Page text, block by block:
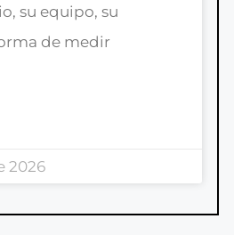
su equipo, su
de medir
2026